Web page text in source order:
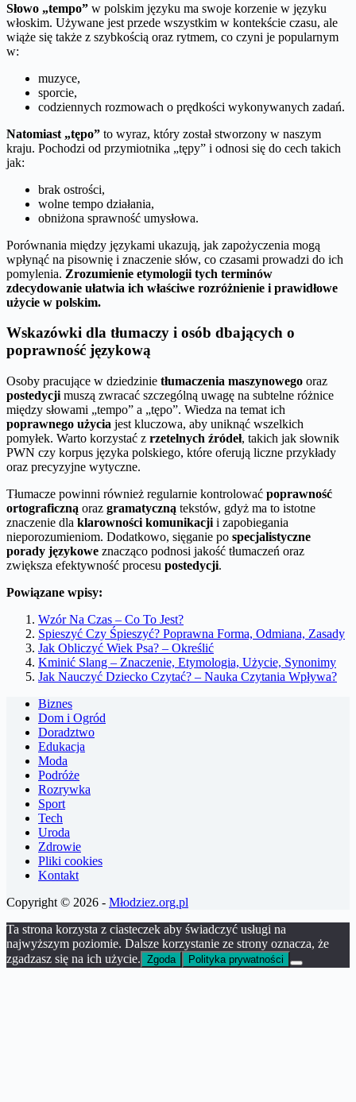
Słowo „tempo” w polskim języku ma swoje korzenie w języku
włoskim. Używane jest przede wszystkim w kontekście czasu, ale
wiąże się także z szybkością oraz rytmem, co czyni je popularnym
w:
muzyce,
sporcie,
codziennych rozmowach o prędkości wykonywanych zadań.
Natomiast „tępo” to wyraz, który został stworzony w naszym
kraju. Pochodzi od przymiotnika „tępy” i odnosi się do cech takich
jak:
brak ostrości,
wolne tempo działania,
obniżona sprawność umysłowa.
Porównania między językami ukazują, jak zapożyczenia mogą
wpłynąć na pisownię i znaczenie słów, co czasami prowadzi do ich
pomylenia. Zrozumienie etymologii tych terminów
zdecydowanie ułatwia ich właściwe rozróżnienie i prawidłowe
użycie w polskim.
Wskazówki dla tłumaczy i osób dbających o
poprawność językową
Osoby pracujące w dziedzinie tłumaczenia maszynowego oraz
postedycji muszą zwracać szczególną uwagę na subtelne różnice
między słowami „tempo” a „tępo”. Wiedza na temat ich
poprawnego użycia jest kluczowa, aby uniknąć wszelkich
pomyłek. Warto korzystać z rzetelnych źródeł, takich jak słownik
PWN czy korpus języka polskiego, które oferują liczne przykłady
oraz precyzyjne wytyczne.
Tłumacze powinni również regularnie kontrolować poprawność
ortograficzną oraz gramatyczną tekstów, gdyż ma to istotne
znaczenie dla klarowności komunikacji i zapobiegania
nieporozumieniom. Dodatkowo, sięganie po specjalistyczne
porady językowe znacząco podnosi jakość tłumaczeń oraz
zwiększa efektywność procesu postedycji.
Powiązane wpisy:
Wzór Na Czas – Co To Jest?
Spieszyć Czy Śpieszyć? Poprawna Forma, Odmiana, Zasady
Jak Obliczyć Wiek Psa? – Określić
Kminić Slang – Znaczenie, Etymologia, Użycie, Synonimy
Jak Nauczyć Dziecko Czytać? – Nauka Czytania Wpływa?
Biznes
Dom i Ogród
Doradztwo
Edukacja
Moda
Podróże
Rozrywka
Sport
Tech
Uroda
Zdrowie
Pliki cookies
Kontakt
Copyright © 2026 - Młodziez.org.pl
Ta strona korzysta z ciasteczek aby świadczyć usługi na
najwyższym poziomie. Dalsze korzystanie ze strony oznacza, że
zgadzasz się na ich użycie. Zgoda Polityka prywatności